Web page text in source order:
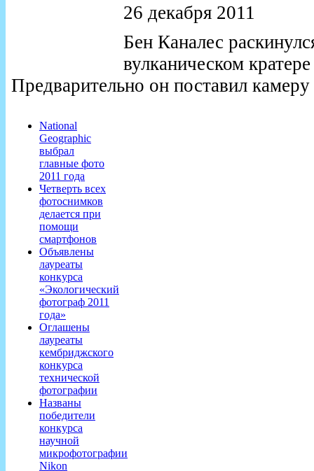
26 декабря 2011
Бен Каналес
вулканическом
Предварительно он поставил
National
Geographic
выбрал
главные фото
2011 года
Четверть всех
фотоснимков
делается при
помощи
смартфонов
Объявлены
лауреаты
конкурса
«Экологический
фотограф 2011
года»
Оглашены
лауреаты
кембриджского
конкурса
технической
фотографии
Названы
победители
конкурса
научной
микрофотографии
Nikon